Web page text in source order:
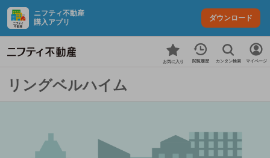
ニフティ不動産
購入アプリ
ダウンロード
お気に入り 閲覧履歴 カンタン検索 マイページ
リングベルハイム